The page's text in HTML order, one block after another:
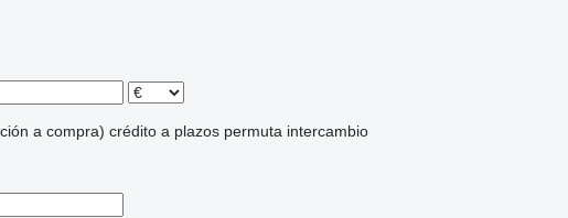
a compra) crédito a plazos permuta intercambio